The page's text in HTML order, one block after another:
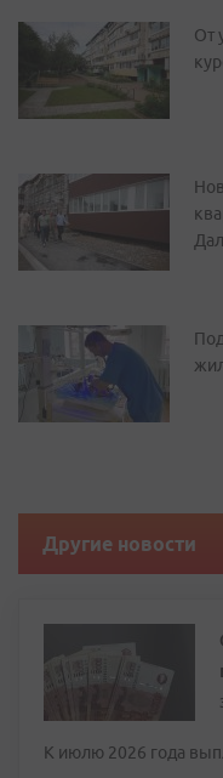
От
Другие новости
К июлю 2026 года